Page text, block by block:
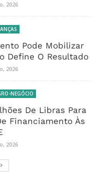
2026
Pode Mobilizar
Define O Resultado
2026
NEGÓCIO
De Libras Para
Financiamento Às
2026